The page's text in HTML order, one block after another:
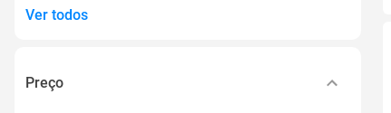
Ver todos
Preço